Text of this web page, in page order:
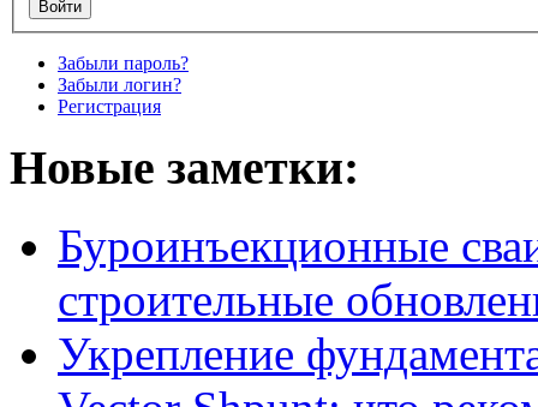
Забыли пароль?
Забыли логин?
Регистрация
Новые заметки:
Буроинъекционные
строительные
Укрепление